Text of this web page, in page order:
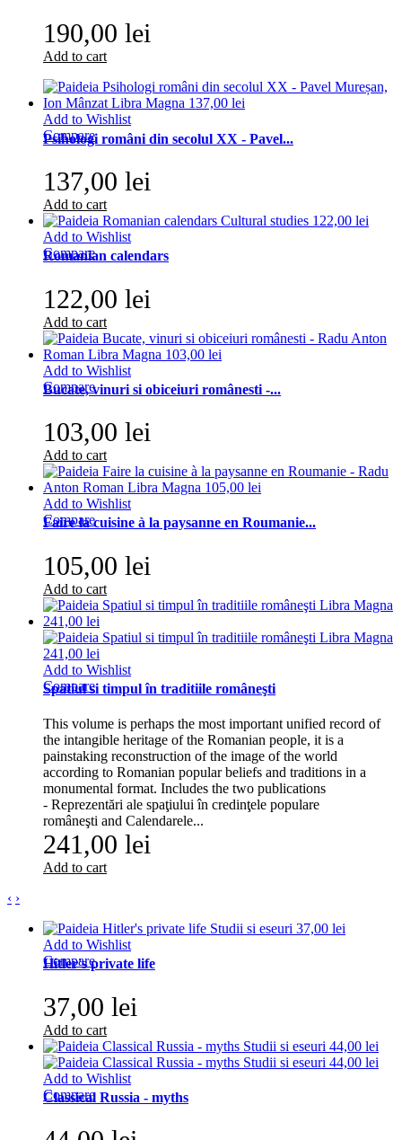
190,00 lei
Add to cart
Add to Wishlist
Compare
Psihologi români din secolul XX - Pavel...
137,00 lei
Add to cart
Add to Wishlist
Compare
Romanian calendars
122,00 lei
Add to cart
Add to Wishlist
Compare
Bucate, vinuri si obiceiuri românesti -...
103,00 lei
Add to cart
Add to Wishlist
Compare
Faire la cuisine à la paysanne en Roumanie...
105,00 lei
Add to cart
Add to Wishlist
Compare
Spatiul si timpul în traditiile româneşti
This volume is perhaps the most important unified record of
the intangible heritage of the Romanian people, it is a
painstaking reconstruction of the image of the world
according to Romanian popular beliefs and traditions in a
monumental format. Includes the two publications
- Reprezentări ale spaţiului în credinţele populare
româneşti and Calendarele...
241,00 lei
Add to cart
‹ ›
Add to Wishlist
Compare
Hitler's private life
37,00 lei
Add to cart
Add to Wishlist
Compare
Classical Russia - myths